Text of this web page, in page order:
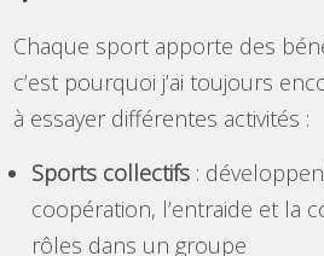
Chaque sport apporte des
c’est pourquoi j’ai toujours
à essayer différentes activités :
Sports collectifs :
coopération, l’entraide et la
rôles dans un groupe